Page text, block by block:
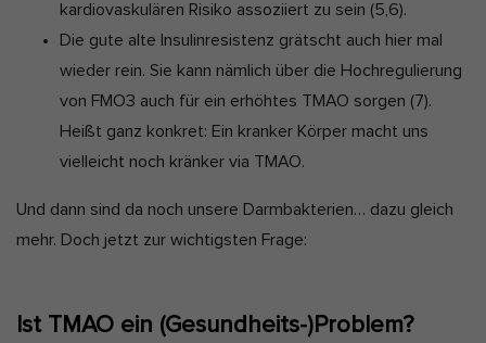
kardiovaskulären Risiko assoziiert zu sein (5,6).
Die gute alte Insulinresistenz grätscht auch hier mal
wieder rein. Sie kann nämlich über die Hochregulierung
von FMO3 auch für ein erhöhtes TMAO sorgen (7).
Heißt ganz konkret: Ein kranker Körper macht uns
vielleicht noch kränker via TMAO.
Und dann sind da noch unsere Darmbakterien… dazu gleich
mehr. Doch jetzt zur wichtigsten Frage:
Ist TMAO ein (Gesundheits-)Problem?